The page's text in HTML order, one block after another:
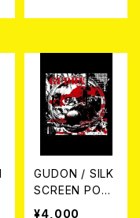
GUDON / SILK
SCREEN POST
ER -河村康輔-
¥4,000